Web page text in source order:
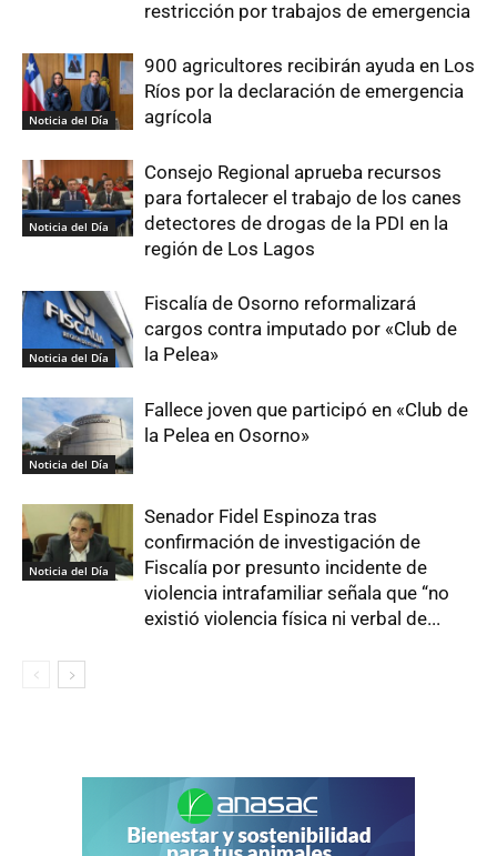
restricción por trabajos de emergencia
Noticia del Día
900 agricultores recibirán ayuda en Los
Ríos por la declaración de emergencia
agrícola
Noticia del Día
Consejo Regional aprueba recursos
para fortalecer el trabajo de los canes
detectores de drogas de la PDI en la
región de Los Lagos
Noticia del Día
Fiscalía de Osorno reformalizará
cargos contra imputado por «Club de
la Pelea»
Noticia del Día
Fallece joven que participó en «Club de
la Pelea en Osorno»
Noticia del Día
Senador Fidel Espinoza tras
confirmación de investigación de
Fiscalía por presunto incidente de
violencia intrafamiliar señala que “no
existió violencia física ni verbal de...